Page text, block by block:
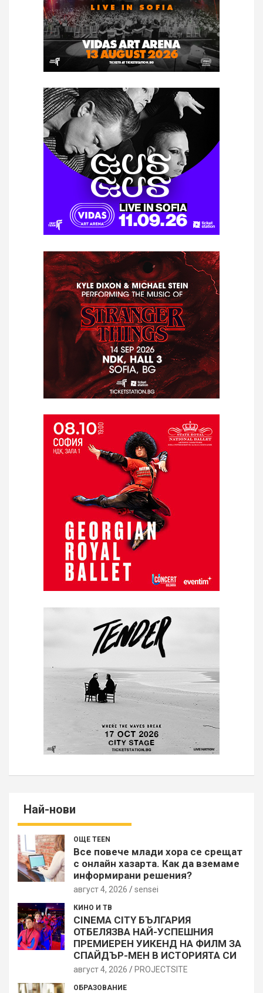
Най-нови
ОЩЕ TEEN
Все повече млади хора се срещат
с онлайн хазарта. Как да вземаме
информирани решения?
август 4, 2026 sensei
КИНО И ТВ
CINEMA CITY БЪЛГАРИЯ
ОТБЕЛЯЗВА НАЙ-УСПЕШНИЯ
ПРЕМИЕРЕН УИКЕНД НА ФИЛМ ЗА
СПАЙДЪР-МЕН В ИСТОРИЯТА СИ
август 4, 2026 PROJECTSITЕ
ОБРАЗОВАНИЕ